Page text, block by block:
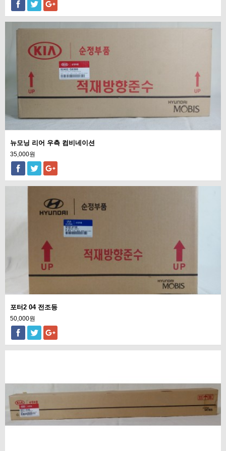
뉴모닝 리어 우측 컴비네이션
35,000원
포터2 04 전조등
50,000원